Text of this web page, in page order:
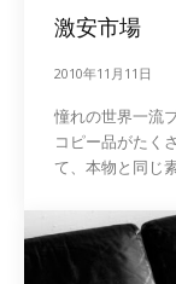
激安市場
2010年11月11日
憧れの世界一流
コピー品がたく
て、本物と同じ